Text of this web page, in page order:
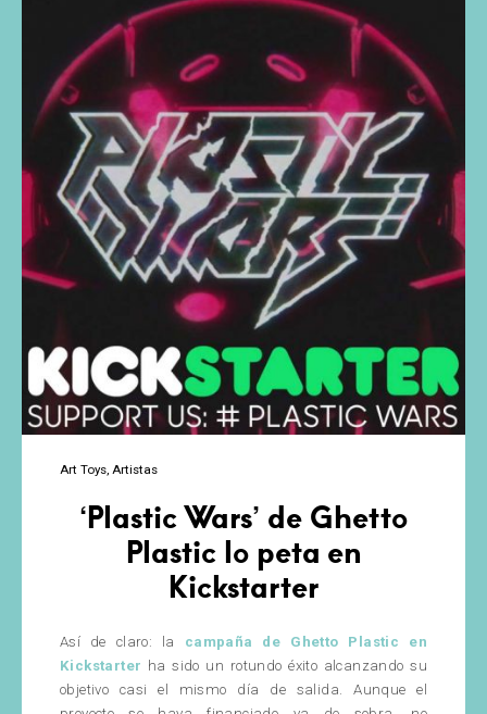
Gallery,
Barcelona
Art Toys Artistas
‘Plastic Wars’ de Ghetto
Plastic lo peta en
Kickstarter
Así de claro: la campaña de Ghetto Plastic en
Kickstarter ha sido un rotundo éxito alcanzando su
objetivo casi el mismo día de salida. Aunque el